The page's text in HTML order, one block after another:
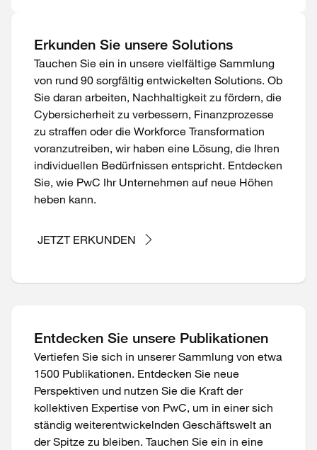
Erkunden Sie unsere Solutions
Tauchen Sie ein in unsere vielfältige Sammlung
von rund 90 sorgfältig entwickelten Solutions. Ob
Sie daran arbeiten, Nachhaltigkeit zu fördern, die
Cybersicherheit zu verbessern, Finanzprozesse
zu straffen oder die Workforce Transformation
voranzutreiben, wir haben eine Lösung, die Ihren
individuellen Bedürfnissen entspricht. Entdecken
Sie, wie PwC Ihr Unternehmen auf neue Höhen
heben kann.
JETZT ERKUNDEN
Entdecken Sie unsere Publikationen
Vertiefen Sie sich in unserer Sammlung von etwa
1500 Publikationen. Entdecken Sie neue
Perspektiven und nutzen Sie die Kraft der
kollektiven Expertise von PwC, um in einer sich
ständig weiterentwickelnden Geschäftswelt an
der Spitze zu bleiben. Tauchen Sie ein in eine